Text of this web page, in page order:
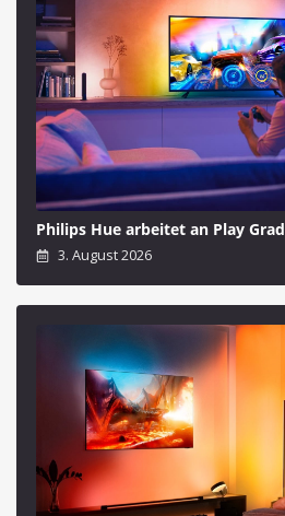
Philips Hue arbeitet an Play
3. August 2026